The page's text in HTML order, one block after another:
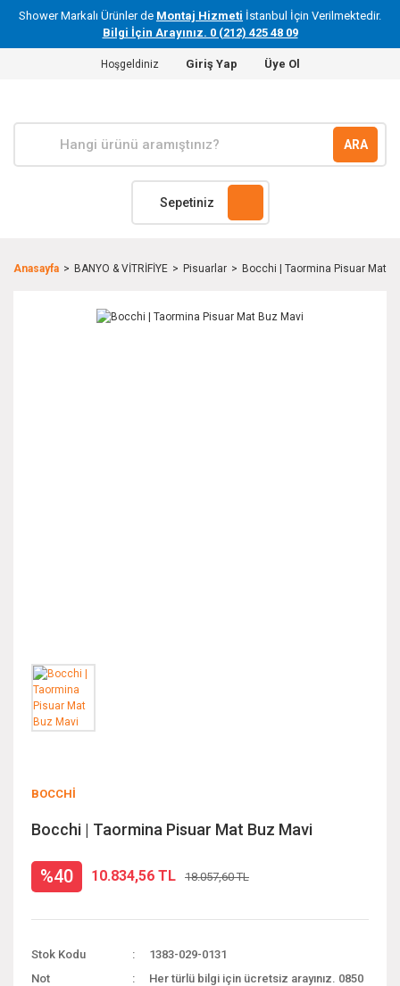
Shower Markalı Ürünler de Montaj Hizmeti İstanbul İçin Verilmektedir.
Bilgi İçin Arayınız. 0 (212) 425 48 09
Hoşgeldiniz Giriş Yap Üye Ol
ARA
Sepetiniz
Anasayfa BANYO & VİTRİFİYE Pisuarlar Bocchi | Taormina Pisuar Mat
BOCCHI
Bocchi | Taormina Pisuar Mat Buz Mavi
%40 10.834,56 TL 18.057,60 TL
Stok Kodu
1383-029-0131
Not
Her türlü bilgi için ücretsiz arayınız. 0850